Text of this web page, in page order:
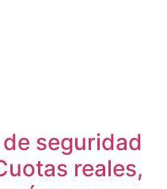
seguridad
reales,